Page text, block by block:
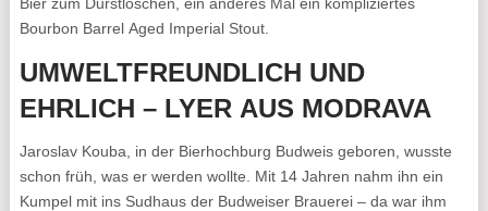
Bourbon Barrel Aged Imperial Stout.
UMWELTFREUNDLICH UND
EHRLICH – LYER AUS MODRAVA
Jaroslav Kouba, in der Bierhochburg Budweis geboren, wusste
schon früh, was er werden wollte. Mit 14 Jahren nahm ihn ein
Kumpel mit ins Sudhaus der Budweiser Brauerei – da war ihm